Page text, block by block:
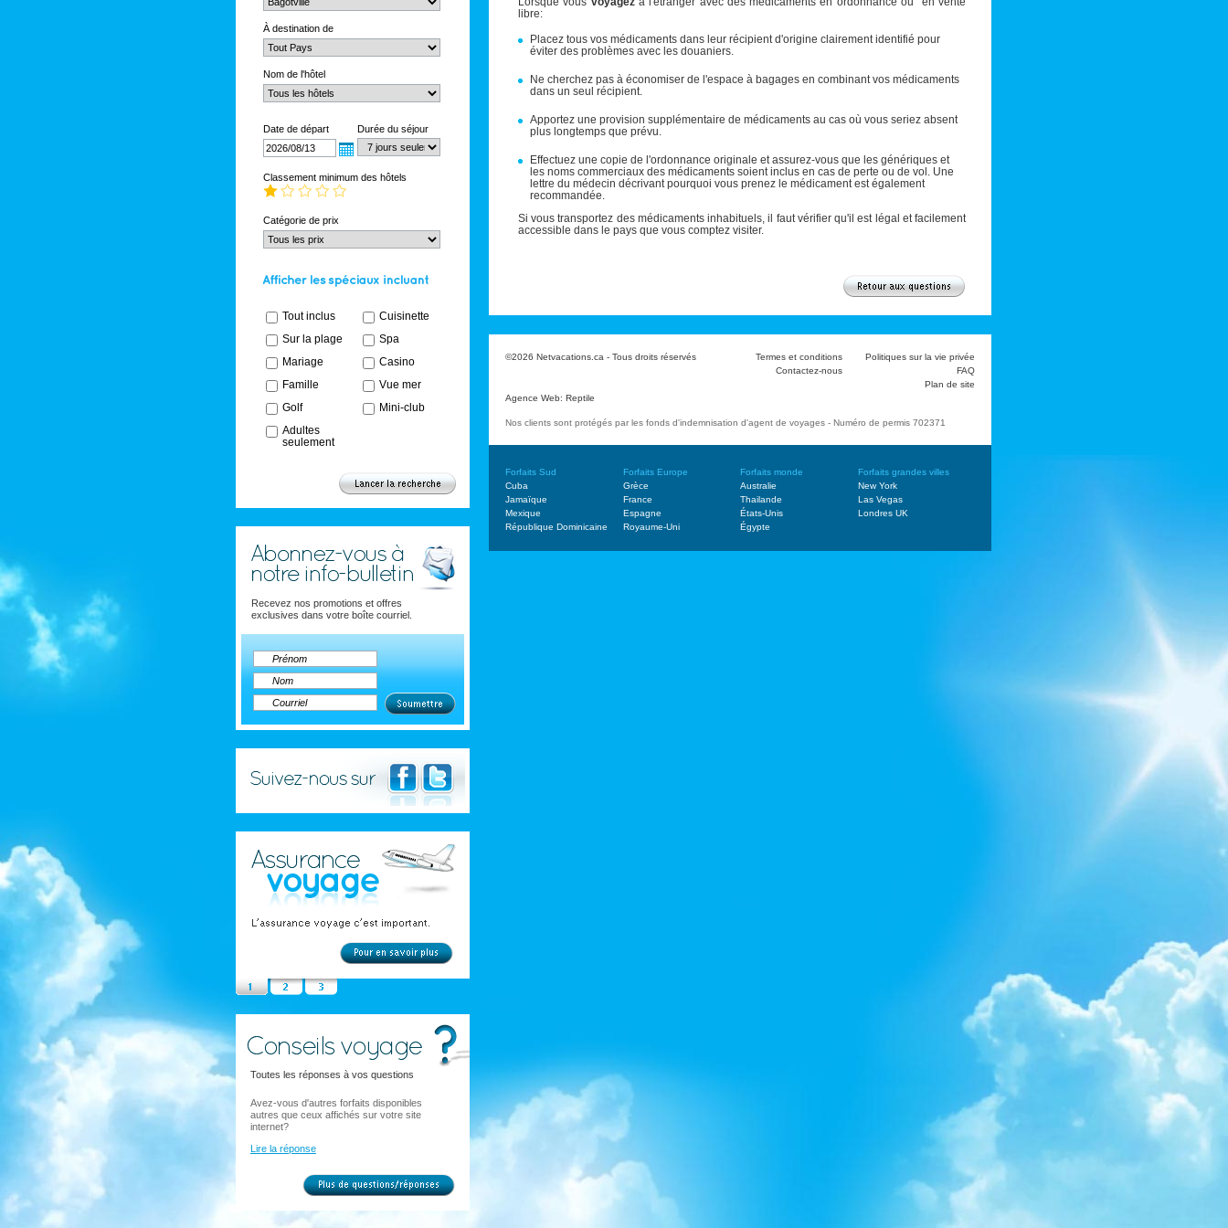
À destination de
Nom de l'hôtel
Date de départ Durée du séjour
Classement minimum des hôtels
Catégorie de prix
Tout inclus
Cuisinette
Sur la plage
Spa
Mariage
Casino
Famille
Vue mer
Golf
Mini-club
Adultes
seulement
Recevez nos promotions et offres
exclusives dans votre boîte courriel.
Toutes les réponses à vos questions
Avez-vous d'autres forfaits disponibles
autres que ceux affichés sur votre site
internet?
Lire la réponse
libre:
Placez tous vos médicaments dans leur récipient d'origine clairement identifié pour
éviter des problèmes avec les douaniers.
Ne cherchez pas à économiser de l'espace à bagages en combinant vos médicaments
dans un seul récipient.
Apportez une provision supplémentaire de médicaments au cas où vous seriez absent
plus longtemps que prévu.
Effectuez une copie de l'ordonnance originale et assurez-vous que les génériques et
les noms commerciaux des médicaments soient inclus en cas de perte ou de vol. Une
lettre du médecin décrivant pourquoi vous prenez le médicament est également
recommandée.
Si vous transportez des médicaments inhabituels, il faut vérifier qu'il est légal et facilement
accessible dans le pays que vous comptez visiter.
©2026 Netvacations.ca - Tous droits réservés
Termes et conditions
Contactez-nous
Politiques sur la vie privée
FAQ
Plan de site
Agence Web: Reptile
Nos clients sont protégés par les fonds d'indemnisation d'agent de voyages - Numéro de permis 702371
Forfaits Sud
Cuba
Jamaïque
Mexique
République Dominicaine
Forfaits Europe
Grèce
France
Espagne
Royaume-Uni
Forfaits monde
Australie
Thailande
États-Unis
Égypte
Forfaits grandes villes
New York
Las Vegas
Londres UK